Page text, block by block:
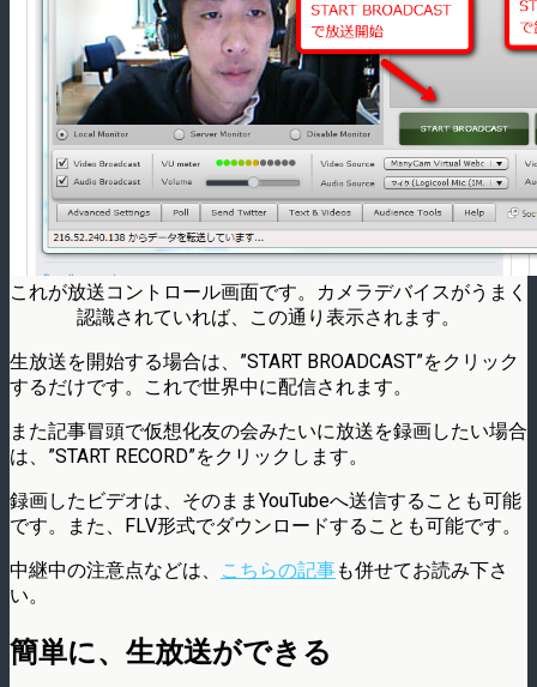
これが放送コントロール画面です。カメラデバイスがうまく
認識されていれば、この通り表示されます。
生放送を開始する場合は、”START BROADCAST”をクリック
するだけです。これで世界中に配信されます。
また記事冒頭で仮想化友の会みたいに放送を録画したい場合
は、”START RECORD”をクリックします。
録画したビデオは、そのままYouTubeへ送信することも可能
です。また、FLV形式でダウンロードすることも可能です。
中継中の注意点などは、
こちらの記事も併せてお読み下さ
い。
簡単に、生放送ができる